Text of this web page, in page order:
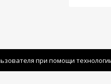
при помощи технологии